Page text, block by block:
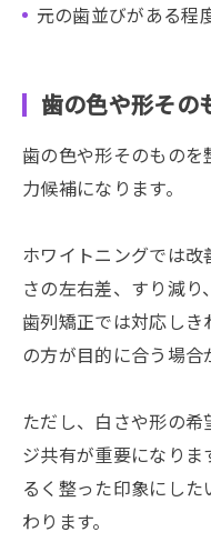
元の歯並びがある程
歯の色や形その
歯の色や形そのもの
力候補になります。
ホワイトニングでは
さの左右差、すり減
歯列矯正では対応し
の方が目的に合う場合
ただし、白さや形の
ジ共有が重要になり
るく整った印象にし
わります。